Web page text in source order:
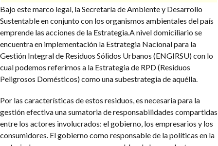
Bajo este marco legal, la Secretaría de Ambiente y Desarrollo
Sustentable en conjunto con los organismos ambientales del país
emprende las acciones de la Estrategia.A nivel domiciliario se
encuentra en implementación la Estrategia Nacional para la
Gestión Integral de Residuos Sólidos Urbanos (ENGIRSU) con lo
cual podemos referirnos a la Estrategia de RPD (Residuos
Peligrosos Domésticos) como una subestrategia de aquélla.
Por las características de estos residuos, es necesaria para la
gestión efectiva una sumatoria de responsabilidades compartidas
entre los actores involucrados: el gobierno, los empresarios y los
consumidores. El gobierno como responsable de la políticas en la